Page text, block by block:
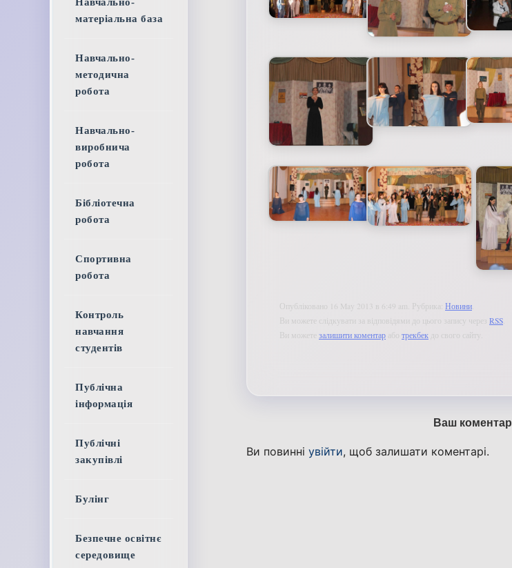
Опубліковано 16 May 2013 в 6:49 am. Рубрика: Новини
Ви можете слідкувати за відповідями до цього запису через RSS
Ви можете залишити коментар трекбек до свого сайту.
Ваш коментар
Ви повинні увійти, щоб залишати коментарі.
матеріальна база
Навчально-
методична
робота
Навчально-
виробнича
робота
Бібліотечна
робота
Спортивна
робота
Контроль
навчання
студентів
Публічна
інформація
Публічні
закупівлі
Булінг
Безпечне освітнє
середовище